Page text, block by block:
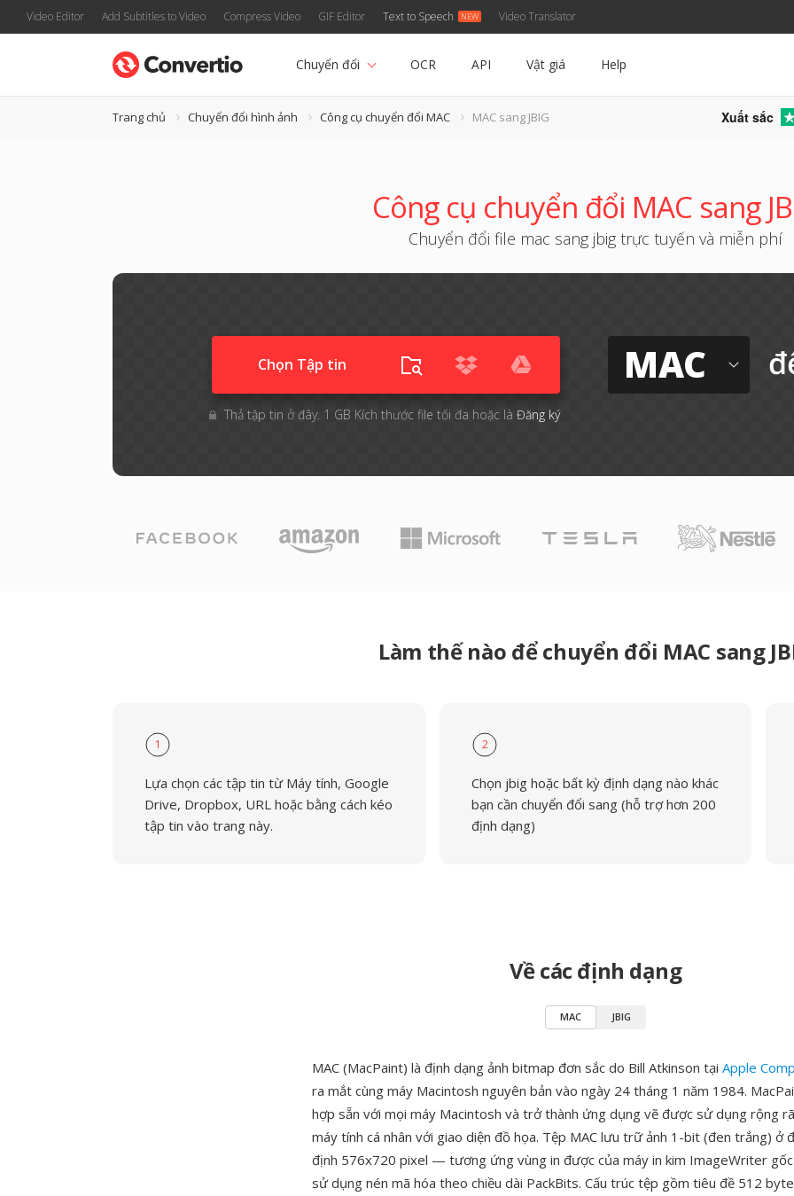
Video Editor Add Subtitles to Video Compress Video GIF Editor Text to Speech Video Translator
Chuyển đổi OCR API Vật giá Help
Trang chủ Chuyển đổi hình ảnh Công cụ chuyển đổi MAC MAC sang JBIG Xuất sắc
Công cụ chuyển đổi MAC sang
Chuyển đổi file mac sang jbig trực tuyến và miễn phí
Chọn Tập tin
Thả tập tin ở đây. 1 GB Kích thước file tối đa hoặc là Đăng ký
MAC
Làm thế nào để chuyển đổi MAC sang
1
Lựa chọn các tập tin từ Máy tính, Google
Drive, Dropbox, URL hoặc bằng cách kéo
tập tin vào trang này.
2
Chọn jbig hoặc bất kỳ định dạng nào khác
bạn cần chuyển đổi sang (hỗ trợ hơn 200
định dạng)
Về các định dạng
MAC JBIG
MAC (MacPaint) là định dạng ảnh bitmap đơn sắc do Bill Atkinson tại Apple
ra mắt cùng máy Macintosh nguyên bản vào ngày 24 tháng 1 năm 1984.
hợp sẵn với mọi máy Macintosh và trở thành ứng dụng vẽ được sử dụng rộng
máy tính cá nhân với giao diện đồ họa. Tệp MAC lưu trữ ảnh 1-bit (đen trắng) ở
định 576x720 pixel — tương ứng vùng in được của máy in kim ImageWriter
sử dụng nén mã hóa theo chiều dài PackBits. Cấu trúc tệp gồm tiêu đề 512